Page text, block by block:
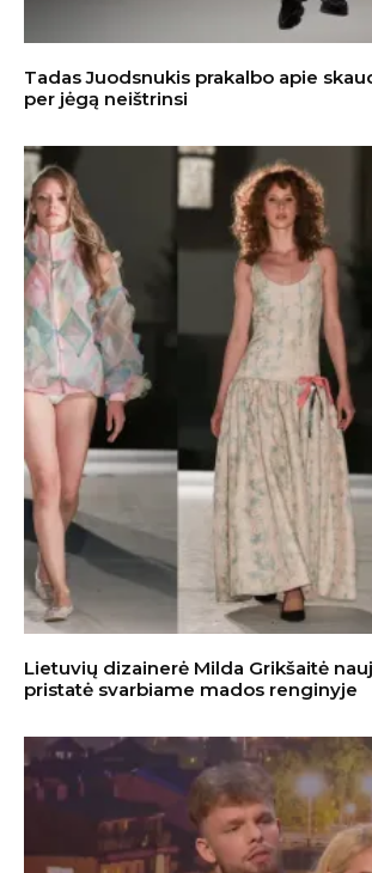
Tadas Juodsnukis prakalbo apie
per jėgą neištrinsi
Lietuvių dizainerė Milda Grikšaitė
pristatė svarbiame mados renginyje